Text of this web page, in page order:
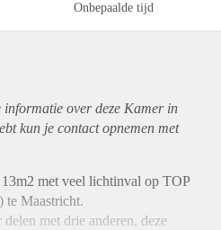
Onbepaalde tijd
over deze Kamer in
kun je contact opnemen met
met veel lichtinval op TOP
Maastricht.
met drie anderen, deze